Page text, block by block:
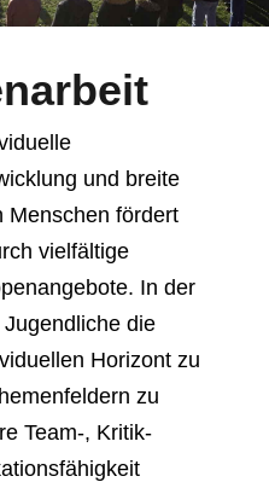
und breite
Menschen fördert
vielfältige
In der
die
Horizont zu
zu
Team-, Kritik-